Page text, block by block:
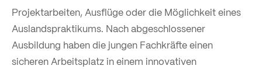
Projektarbeiten, Ausflüge oder die Möglichkeit eines
Auslandspraktikums. Nach abgeschlossener
Ausbildung haben die jungen Fachkräfte einen
sicheren Arbeitsplatz in einem innovativen